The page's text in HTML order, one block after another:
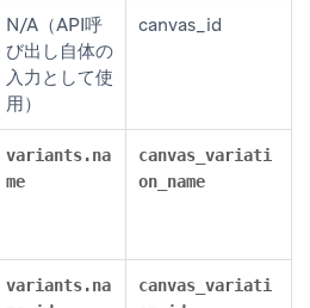
N/A（API呼
び出し自体の
入力として使
用）
canvas_id
variants.na
me
canvas_variati
on_name
variants.na
canvas_variati